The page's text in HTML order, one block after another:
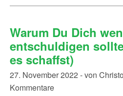
Warum Du Dich
entschuldigen
es schaffst)
27. November 2022 - von
Kommentare